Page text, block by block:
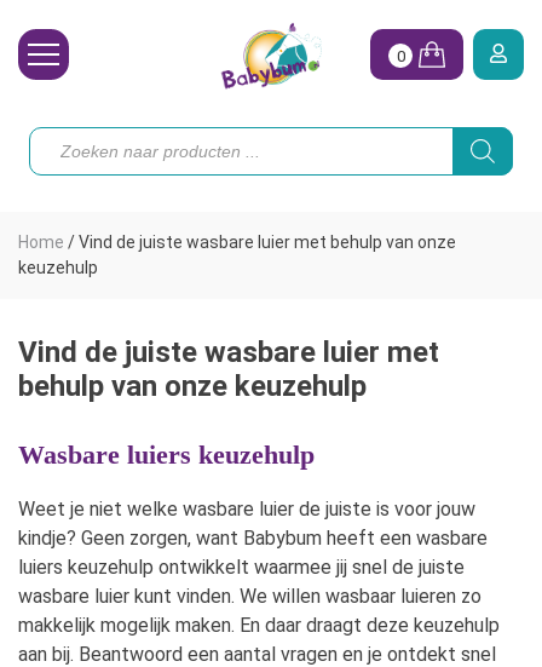
Toebehoren
Vrouw
Onze merken
0
Producten
zoeken
Home /Vind de juiste wasbare luier met behulp van onze
keuzehulp
Vind de juiste wasbare luier met
behulp van onze keuzehulp
Wasbare luiers keuzehulp
Weet je niet welke wasbare luier de juiste is voor jouw
kindje? Geen zorgen, want Babybum heeft een wasbare
luiers keuzehulp ontwikkelt waarmee jij snel de juiste
wasbare luier kunt vinden. We willen wasbaar luieren zo
makkelijk mogelijk maken. En daar draagt deze keuzehulp
aan bij. Beantwoord een aantal vragen en je ontdekt snel